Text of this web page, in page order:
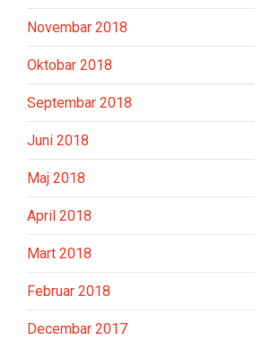
Novembar 2018
Oktobar 2018
Septembar 2018
Juni 2018
Maj 2018
April 2018
Mart 2018
Februar 2018
Decembar 2017